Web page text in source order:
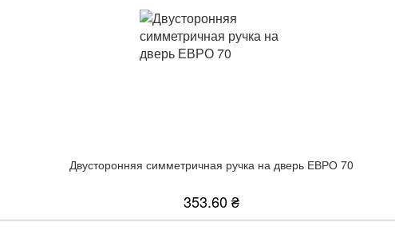
Двусторонняя симметричная ручка на дверь ЕВРО 70
353.60 ₴